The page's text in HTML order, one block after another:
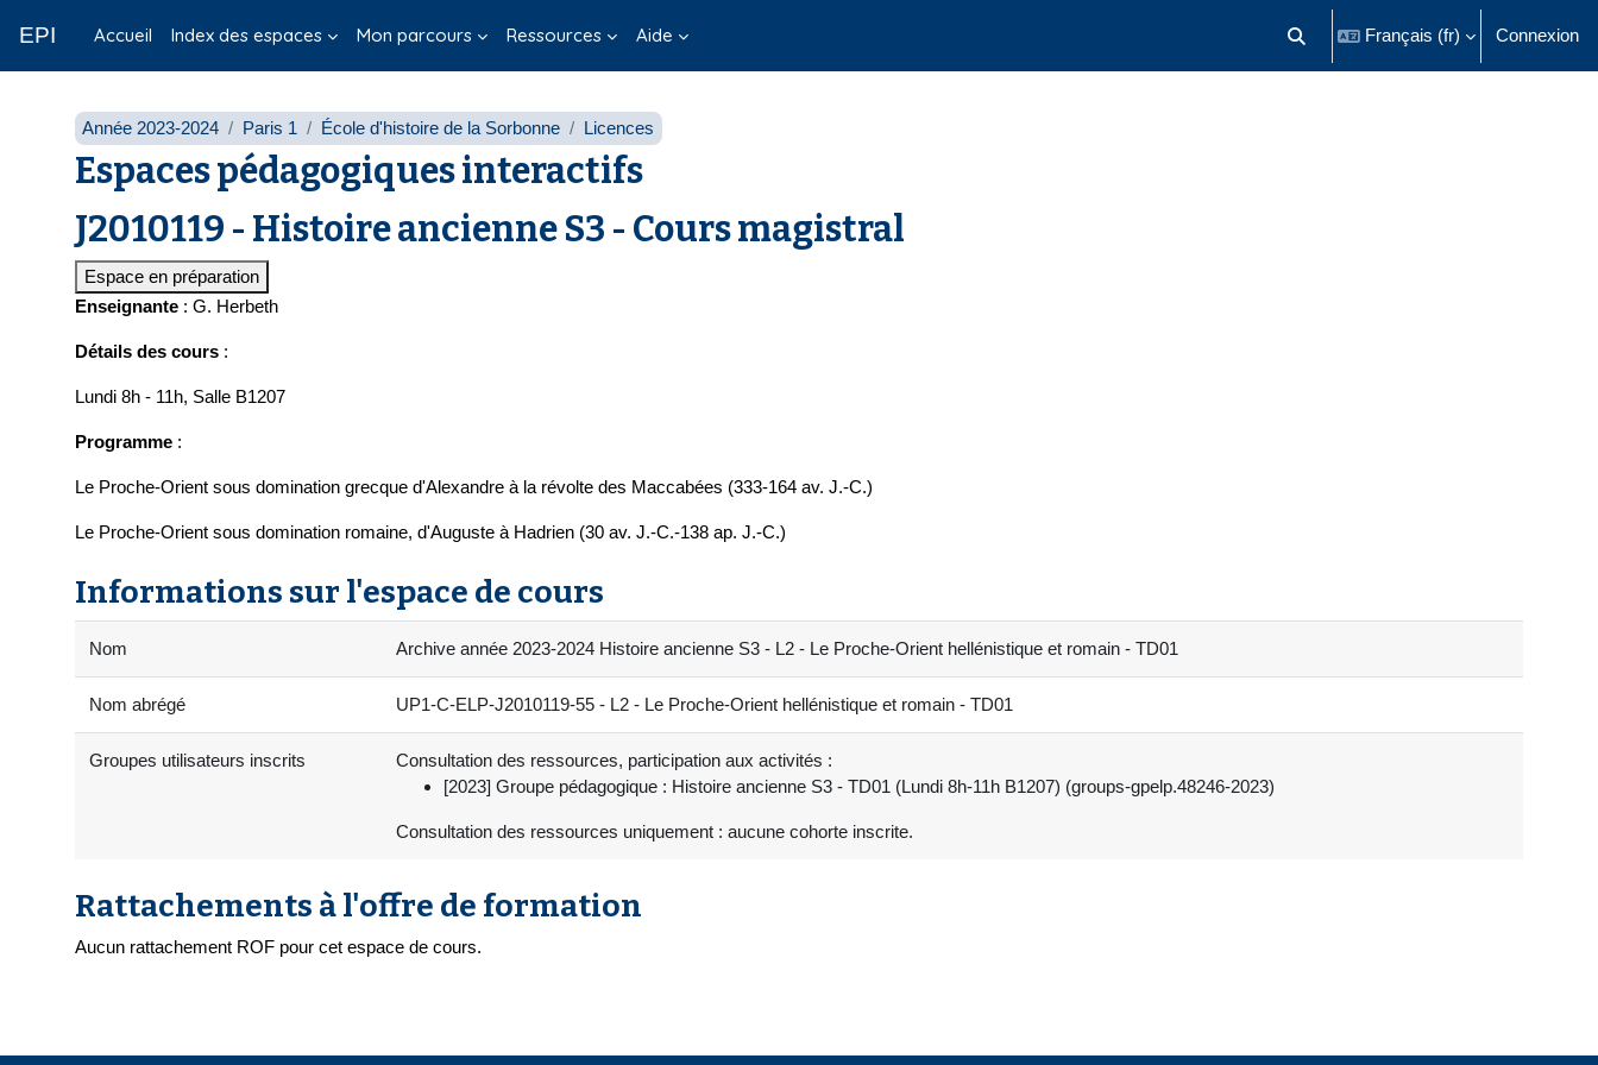
EPI Accueil Index des espaces Mon parcours Ressources Aide Activer/désactiver la saisie de
Français ‎(fr)‎ Connexion
Année 2023-2024 Paris 1 École d'histoire de la Sorbonne Licences
Espaces pédagogiques interactifs
J2010119 - Histoire ancienne S3 - Cours magistral
Espace en préparation
Enseignante : G. Herbeth
Détails des cours :
Lundi 8h - 11h, Salle B1207
Programme :
Le Proche-Orient sous domination grecque d'Alexandre à la révolte des Maccabées (333-164 av. J.-C.)
Le Proche-Orient sous domination romaine, d'Auguste à Hadrien (30 av. J.-C.-138 ap. J.-C.)
Informations sur l'espace de cours
Nom Archive année 2023-2024 Histoire ancienne S3 - L2 - Le Proche-Orient hellénistique et romain - TD01
Nom abrégé UP1-C-ELP-J2010119-55 - L2 - Le Proche-Orient hellénistique et romain - TD01
Groupes utilisateurs inscrits
Consultation des ressources, participation aux activités :
[2023] Groupe pédagogique : Histoire ancienne S3 - TD01 (Lundi 8h-11h B1207) (groups-gpelp.48246-2023)
Consultation des ressources uniquement : aucune cohorte inscrite.
Rattachements à l'offre de formation
Aucun rattachement ROF pour cet espace de cours.